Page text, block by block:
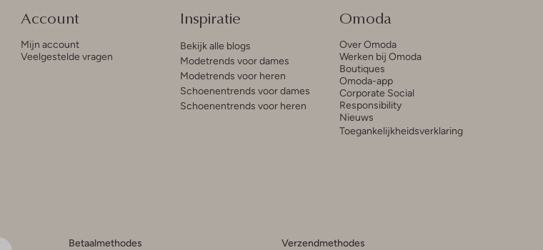
Account
Mijn account
Veelgestelde vragen
Inspiratie
Bekijk alle blogs
Modetrends voor dames
Modetrends voor heren
Schoenentrends voor dames
Schoenentrends voor heren
Omoda
Over Omoda
Werken bij Omoda
Boutiques
Omoda-app
Corporate Social
Responsibility
Nieuws
Toegankelijkheidsverklaring
Betaalmethodes Verzendmethodes